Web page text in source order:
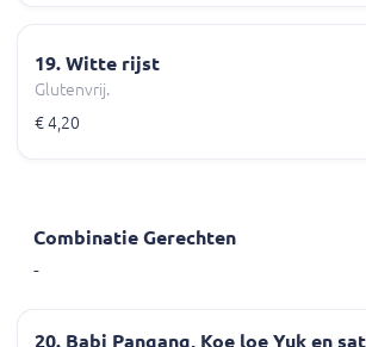
19. Witte rijst
Glutenvrij.
€ 4,20
Combinatie Gerechten
-
20. Babi Pangang, Koe loe Yuk en